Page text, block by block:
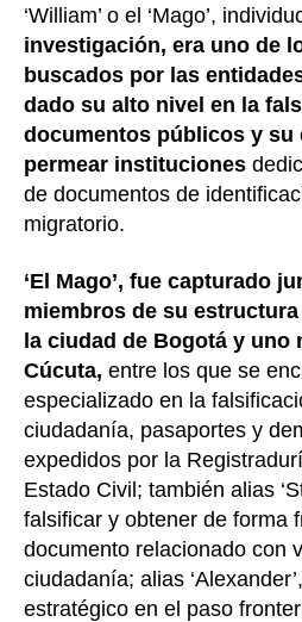
‘William’ o el ‘Mago’,
investigación, era uno de
buscados por las
dado su alto nivel en la
documentos públicos y su
permear instituciones
de documentos de
migratorio.
‘El Mago’, fue capturado
miembros de su
la ciudad de Bogotá y uno
Cúcuta, entre los que se
especializado en la
ciudadanía, pasaportes y
expedidos por la
Estado Civil; también alias
falsificar y obtener de forma
documento relacionado con
ciudadanía; alias
estratégico en el paso